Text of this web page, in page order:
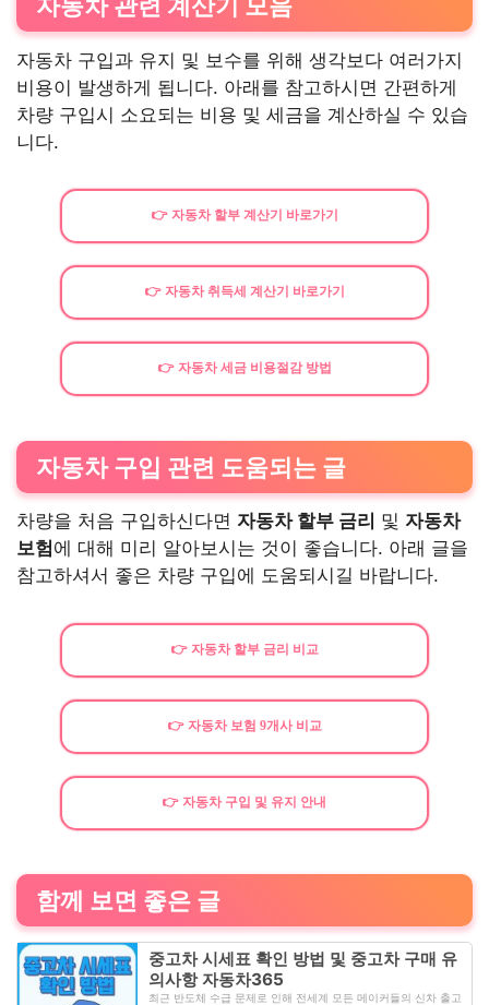
자동차 관련 계산기 모음
자동차 구입과 유지 및 보수를 위해 생각보다 여러가지
비용이 발생하게 됩니다. 아래를 참고하시면 간편하게
차량 구입시 소요되는 비용 및 세금을 계산하실 수 있습
니다.
👉 자동차 할부 계산기 바로가기
👉 자동차 취득세 계산기 바로가기
👉 자동차 세금 비용절감 방법
자동차 구입 관련 도움되는 글
차량을 처음 구입하신다면 자동차 할부 금리 및 자동차
보험에 대해 미리 알아보시는 것이 좋습니다. 아래 글을
참고하셔서 좋은 차량 구입에 도움되시길 바랍니다.
👉 자동차 할부 금리 비교
👉 자동차 보험 9개사 비교
👉 자동차 구입 및 유지 안내
함께 보면 좋은 글
중고차 시세표 확인 방법 및 중고차 구매 유
의사항 자동차365
최근 반도체 수급 문제로 인해 전세계 모든 메이커들의 신차 출고